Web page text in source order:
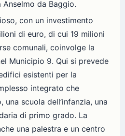
da Baggio.
con un investimento
di euro, di cui 19 milioni
comunali, coinvolge la
Municipio 9. Qui si prevede
esistenti per la
integrato che
scuola dell’infanzia, una
di primo grado. La
una palestra e un centro